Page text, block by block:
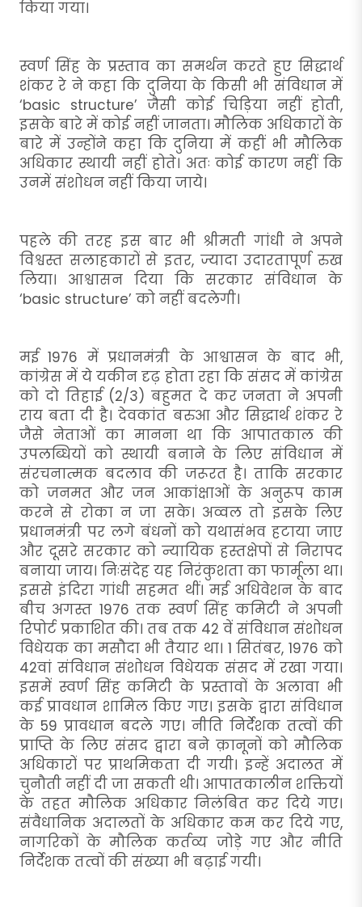
किया गया।
स्वर्ण सिंह के प्रस्ताव का समर्थन करते हुए सिद्धार्थ
शंकर रे ने कहा कि दुनिया के किसी भी संविधान में
‘basic structure’ जैसी कोई चिड़िया नहीं होती,
इसके बारे में कोई नहीं जानता। मौलिक अधिकारों के
बारे में उन्होंने कहा कि दुनिया में कहीं भी मौलिक
अधिकार स्थायी नहीं होते। अतः कोई कारण नहीं कि
उनमें संशोधन नहीं किया जाये।
पहले की तरह इस बार भी श्रीमती गांधी ने अपने
विश्वस्त सलाहकारों से इतर, ज्यादा उदारतापूर्ण रुख
लिया। आश्वासन दिया कि सरकार संविधान के
‘basic structure’ को नहीं बदलेगी।
मई 1976 में प्रधानमंत्री के आश्वासन के बाद भी,
कांग्रेस में ये यकीन दृढ़ होता रहा कि संसद में कांग्रेस
को दो तिहाई (2/3) बहुमत दे कर जनता ने अपनी
राय बता दी है। देवकांत बरुआ और सिद्धार्थ शंकर रे
जैसे नेताओं का मानना था कि आपातकाल की
उपलब्धियों को स्थायी बनाने के लिए संविधान में
संरचनात्मक बदलाव की जरूरत है। ताकि सरकार
को जनमत और जन आकांक्षाओं के अनुरूप काम
करने से रोका न जा सके। अव्वल तो इसके लिए
प्रधानमंत्री पर लगे बंधनों को यथासंभव हटाया जाए
और दूसरे सरकार को न्यायिक हस्तक्षेपों से निरापद
बनाया जाय। निःसंदेह यह निरंकुशता का फार्मूला था।
इससे इंदिरा गांधी सहमत थीं। मई अधिवेशन के बाद
बीच अगस्त 1976 तक स्वर्ण सिंह कमिटी ने अपनी
रिपोर्ट प्रकाशित की। तब तक 42 वें संविधान संशोधन
विधेयक का मसौदा भी तैयार था। 1 सितंबर, 1976 को
42वां संविधान संशोधन विधेयक संसद में रखा गया।
इसमें स्वर्ण सिंह कमिटी के प्रस्तावों के अलावा भी
कई प्रावधान शामिल किए गए। इसके द्वारा संविधान
के 59 प्रावधान बदले गए। नीति निर्देशक तत्वों की
प्राप्ति के लिए संसद द्वारा बने क़ानूनों को मौलिक
अधिकारों पर प्राथमिकता दी गयी। इन्हें अदालत में
चुनौती नहीं दी जा सकती थी। आपातकालीन शक्तियों
के तहत मौलिक अधिकार निलंबित कर दिये गए।
संवैधानिक अदालतों के अधिकार कम कर दिये गए,
नागरिकों के मौलिक कर्तव्य जोड़े गए और नीति
निर्देशक तत्वों की संख्या भी बढ़ाई गयी।